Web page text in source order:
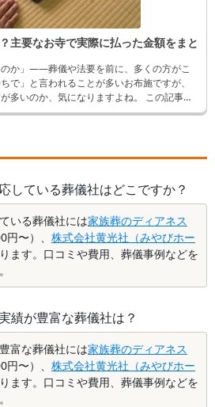
主要なお寺で実際に払った金額をまと
のか」——葬儀や法要を前に、多くの方がこ
で」と言われることが多いお布施ですが、
か、気になりますよね。 この記事で
ことがある方へ「葬儀の口コミ」のアンケ
払われる際の参考として、お役立てくださ
している葬儀社はどこですか？
いる葬儀社には家族葬のディアネス
円〜）、 株式会社黄光社（みやびホー
ます。口コミや費用、葬儀事例などを
績が豊富な葬儀社は？
富な葬儀社には家族葬のディアネス
円〜）、 株式会社黄光社（みやびホー
ます。口コミや費用、葬儀事例などを